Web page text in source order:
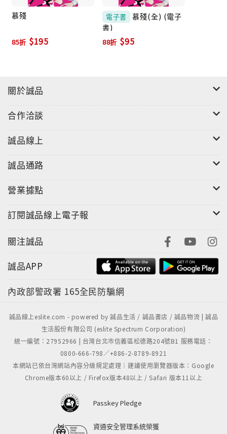
其實，自從兩人交往後，信三早就知道，兩人中會反覆
探求愛情是否存在、想被別人需要、對感情貪得無厭的
人，一直是他。這段感情就像蜘蛛與蝴蝶般危險迷離，
的哭聲或笑聲、窗外出現像蜘蛛爬行的少女，甚至還看
怪的自尊，傳簡訊給櫻庭愛生：我遇到一些奇怪的事，
連夜趕回來的櫻庭愛生開始和信三聯手展開調查，一切
線索指向有活人生祭習俗的黑眷村，於是兩人決定前往
一探究竟。結果抵達的當天，旅館的房間就莫名出現散
信三父親的照片……
深。只要是有關你的事，無論多渺小我都想知道。 不管
－－愛我。
◎延伸閱讀
你品嘗愛情中的萌點與笑點！
‧晴空萬里部落格：http://sky.ryefield.com.tw
慕殘
85折 $195
電子書
慕殘(全) (電子
書)
88折 $95
關於誠品
合作洽談
誠品線上
誠品通路
營業據點
訂閱誠品線上電子報
關注誠品
誠品APP
內政部警政署 165全民防騙網
誠品線上eslite.com - powered by 誠品生活 / 誠品書店 / 誠品物流 | 誠品
生活股份有限公司 (eslite Spectrum Corporation)
統一編號：27952966 | 台灣台北市信義區松德路204號B1 服務電話：
0800-666-798／+886-2-8789-8921
本網站已依台灣網站內容分級規定處理｜建議使用瀏覽器版本：Google
Chrome版本60以上 / Firefox版本48以上 / Safari 版本11以上
Passkey Pledge
資通安全管理系統榮獲